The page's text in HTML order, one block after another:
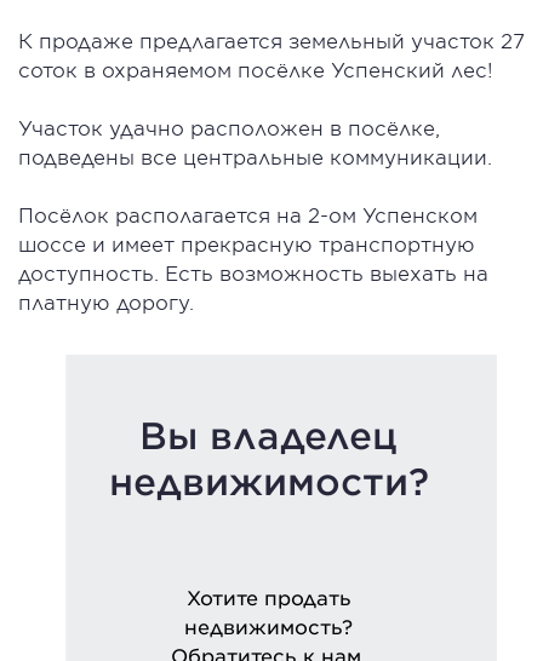
К продаже предлагается земельный участок 27
соток в охраняемом посёлке Успенский лес!
Участок удачно расположен в посёлке,
подведены все центральные коммуникации.
Посёлок располагается на 2-ом Успенском
шоссе и имеет прекрасную транспортную
доступность. Есть возможность выехать на
платную дорогу.
Вы владелец
недвижимости?
Хотите продать
недвижимость?
Обратитесь к нам.